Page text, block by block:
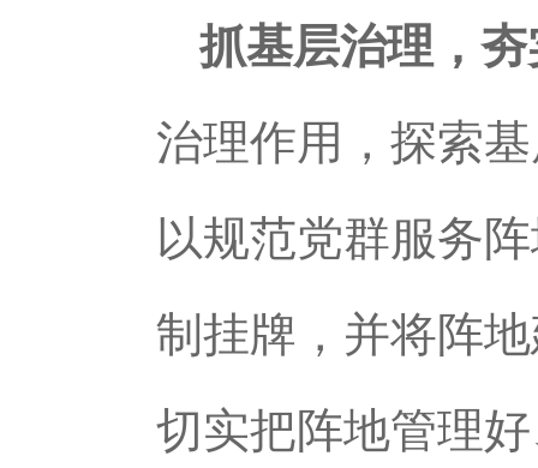
抓基层治理，
治理作用，探索
以规范党群服务
制挂牌，并将阵
切实把阵地管理